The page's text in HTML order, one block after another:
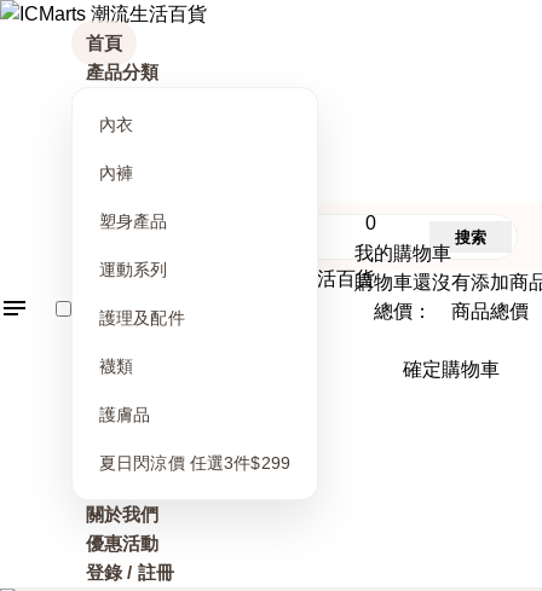
首頁
產品分類
內衣
內褲
塑身產品
運動系列
護理及配件
襪類
護膚品
夏日閃涼價 任選3件$299
關於我們
優惠活動
登錄 / 註冊
0
我的購物車
購物車還沒有添加商
總價： 商品總價
確定購物車
搜索